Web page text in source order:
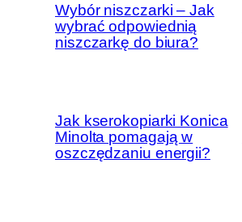
Wybór niszczarki – Jak
wybrać odpowiednią
niszczarkę do biura?
Jak kserokopiarki Konica
Minolta pomagają w
oszczędzaniu energii?